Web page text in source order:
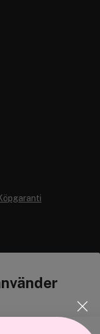
innehållet och